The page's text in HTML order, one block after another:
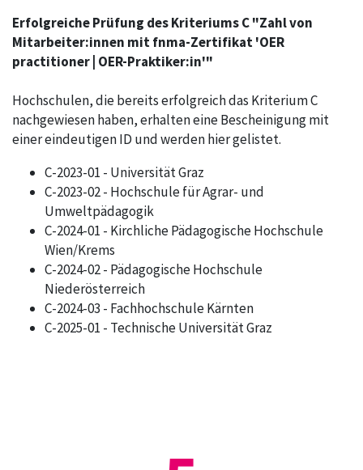
Erfolgreiche Prüfung des Kriteriums C "Zahl von
Mitarbeiter:innen mit fnma-Zertifikat 'OER
practitioner | OER-Praktiker:in'"
Hochschulen, die bereits erfolgreich das Kriterium C
nachgewiesen haben, erhalten eine Bescheinigung mit
einer eindeutigen ID und werden hier gelistet.
C-2023-01 - Universität Graz
C-2023-02 - Hochschule für Agrar- und
Umweltpädagogik
C-2024-01 - Kirchliche Pädagogische Hochschule
Wien/Krems
C-2024-02 - Pädagogische Hochschule
Niederösterreich
C-2024-03 - Fachhochschule Kärnten
C-2025-01 - Technische Universität Graz